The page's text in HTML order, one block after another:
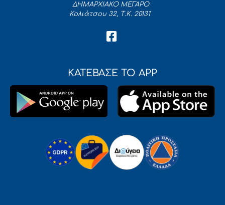
ΔΗΜΑΡΧΙΑΚΟ ΜΕΓΑΡΟ
Κολιάτσου 32, Τ.Κ. 20131
ΚΑΤΕΒΑΣΕ ΤΟ APP